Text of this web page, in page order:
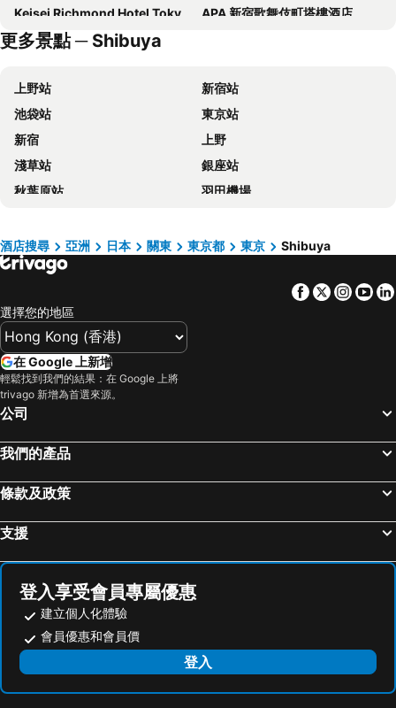
Keisei Richmond Hotel Tokyo Kinshicho
APA 新宿歌舞伎町塔樓酒店
Hotel Villa Fontaine Grand Tokyo-ariake
東京京王廣場酒店
東京黎凡特東武酒店
上野站百夫長 SPA 酒店
上野寶石酒店
Dormy Inn Ikebukuro
世紀南悅酒店
上野三井花園酒店
Onsen Ryokan Yuen Shinjuku
JR Kyushu Hotel Blossom Shinjuku
池袋百夫長酒店
新宿格蘭貝爾酒店
Hotel Groove Shinjuku
Almont Hotel Nippori
Sakura Hotel Nippori
新宿王子大酒店
大森頂級住宿飯店 (原名大森藝術飯店)
OMO5 Tokyo Otsuka by Hoshino Resorts
APA Hotel Sugamo Ekimae
APA Hotel Asakusa Tawaramachi Ekimae
HOTEL MYSTAYS 龜戶
帝國酒店
KOKO HOTEL Ikebukuro
Mitsui Garden Hotel Gotanda
sequence MIYASHITA PARK
Tabist Hotel New Washington Shibuya
all day place shibuya
Hotel Indigo Tokyo Shibuya By Ihg
更多景點 ─ Shibuya
上野站
新宿站
池袋站
東京站
新宿
上野
淺草站
銀座站
秋葉原站
羽田機場
澀谷站
成田國際機場
錦系釘站
新橋站
Fujisan sacred place and source of artistic inspiration
日本橋站
Haneda Airport International Terminal Station
淺草寺
赤坂站
東京巨蛋城
六本木車站
羽田機場 東京國際機場
幕張展覽館
強羅溫泉
Narita International Airport
東京迪士尼海洋
太陽城
Nippori Station
Kamikochi
酒店搜尋 亞洲 日本 關東 東京都 東京 Shibuya
Facebook
Twitter
選擇您的地區
在 Google 上新增
輕鬆找到我們的結果：在 Google 上將
trivago 新增為首選來源。
公司
我們的產品
條款及政策
支援
登入享受會員專屬優惠
建立個人化體驗
會員優惠和會員價
登入